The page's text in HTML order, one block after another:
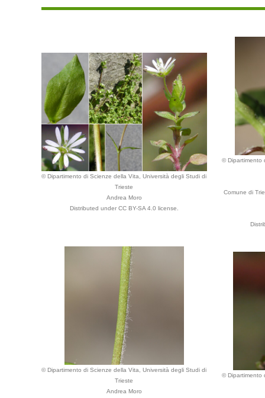
© Dipartimento di Scienze della Vita, Università degli Studi di
Trieste
Andrea Moro
Distributed under CC BY-SA 4.0 license.
© Dipartimento
Comune di
© Dipartimento di Scienze della Vita, Università degli Studi di
Trieste
Andrea Moro
© Dipartimento